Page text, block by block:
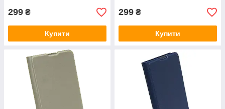
299 ₴
Купити
299 ₴
Купити